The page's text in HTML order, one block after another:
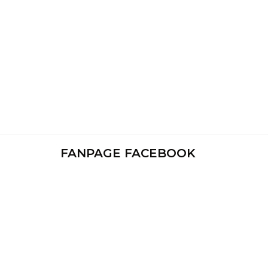
FANPAGE FACEBOOK